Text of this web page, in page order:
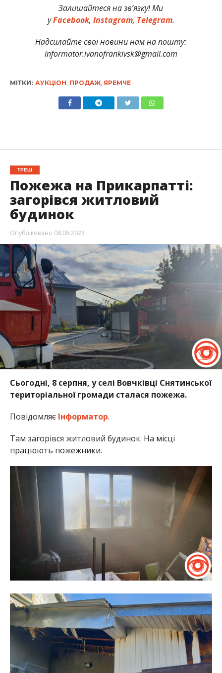
Залишайтеся на зв’язку! Ми
уFacebook, Instagram, Telegram.
Надсилайте свої новини нам на пошту:
informator.ivanofrankivsk@gmail.com
МІТКИ: АУКЦІОН ПРОДАЖ, ЯРЕМЧЕ
ТРЕШ
Пожежа на Прикарпатті:
загорівся житловий
будинок
Опубліковано 08.08.2023
Сьогодні, 8 серпня, у селі Вовчківці Снятинської
територіальної громади сталася пожежа.
Повідомляє Інформатор.
Там загорівся житловий будинок. На місці
працюють пожежники.